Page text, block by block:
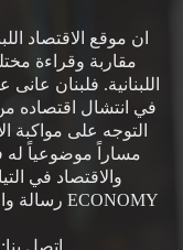
ان موقع الاقتصاد
مقاربة وقراءة
اللبنانية. فلبنان
في انتشال اقتصاده
التوجه على مواكبة
مساراً موضوعياً له
ECONOMY رسالة واضحة، هي: تغليب الاقتصاد على السياسة.